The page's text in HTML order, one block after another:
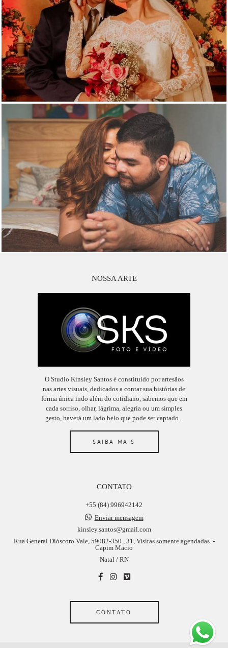
NOSSA ARTE
O Studio Kinsley Santos é constituído por artesãos
nas artes visuais, dedicados a contar sua histórias de
forma única indo além do cotidiano, sabemos que em
cada sorriso, olhar, lágrima, alegria ou um simples
gesto, haverá um lado belo que pode ser captado...
SAIBA MAIS
CONTATO
+55 (84) 996942142
Enviar mensagem
kinsley.santos@gmail.com
Rua General Dióscoro Vale, 59082-350., 31, Visitas somente agendadas. -
Capim Macio
Natal / RN
CONTATO